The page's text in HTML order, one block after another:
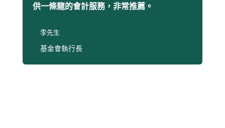
供一條龍的會計服務，非常推薦。
李先生
基金會執行長